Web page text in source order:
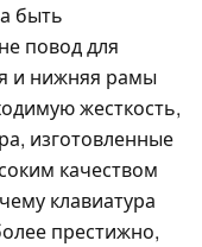
быть
повод для
и нижняя рамы
жесткость,
изготовленные
качеством
клавиатура
престижно,